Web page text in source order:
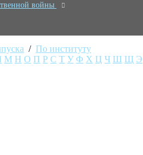
войны
/По институту
М Н О П Р С Т У Ф Х Ц Ч Ш Щ Э